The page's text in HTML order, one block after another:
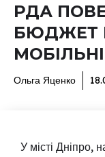
РДА
БЮДЖЕТ
Ольга Яценко
У місті Дніпро,